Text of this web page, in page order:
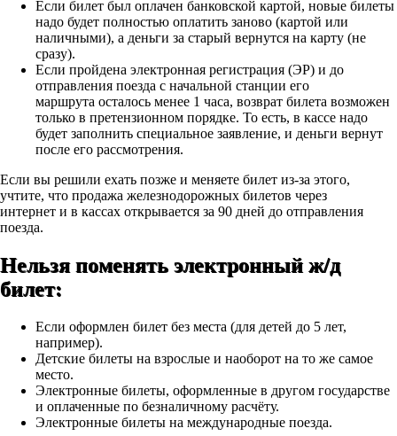
Если билет был оплачен банковской картой, новые билеты
надо будет полностью оплатить заново (картой или
наличными), а деньги за старый вернутся на карту (не
сразу).
Если пройдена электронная регистрация (ЭР) и до
отправления поезда с начальной станции его
маршрута осталось менее 1 часа, возврат билета возможен
только в претензионном порядке. То есть, в кассе надо
будет заполнить специальное заявление, и деньги вернут
после его рассмотрения.
Если вы решили ехать позже и меняете билет из-за этого,
учтите, что продажа железнодорожных билетов через
интернет и в кассах открывается за 90 дней до отправления
поезда.
Нельзя поменять электронный ж/д
билет:
Если оформлен билет без места (для детей до 5 лет,
например).
Детские билеты на взрослые и наоборот на то же самое
место.
Электронные билеты, оформленные в другом государстве
и оплаченные по безналичному расчёту.
Электронные билеты на международные поезда.